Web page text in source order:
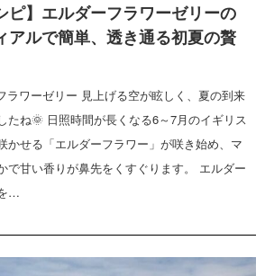
ピ】エルダーフラワーゼリーの
アルで簡単、透き通る初夏の贅
ラワーゼリー 見上げる空が眩しく、夏の到来
たね🌞 日照時間が長くなる6～7月のイギリス
かせる「エルダーフラワー」が咲き始め、マ
で甘い香りが鼻先をくすぐります。 エルダー
…